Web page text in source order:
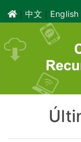
｜中文 ｜ English